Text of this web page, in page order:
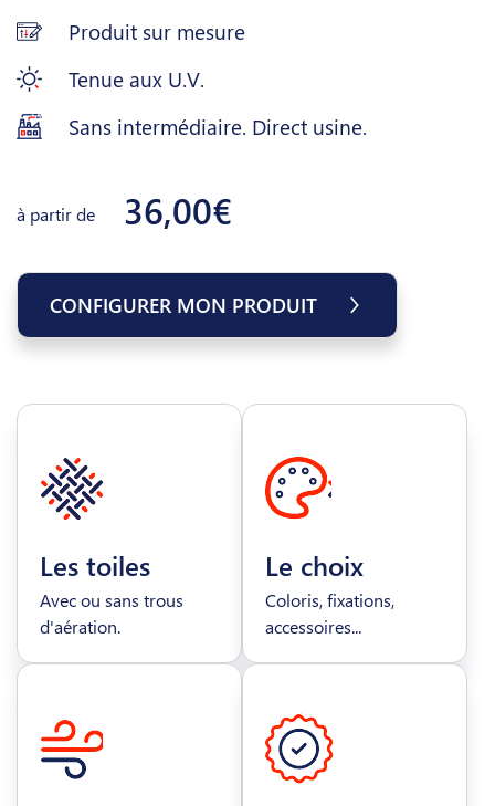
Produit sur mesure
Tenue aux U.V.
Sans intermédiaire. Direct usine.
à partir de 36,00€
CONFIGURER MON PRODUIT
Les toiles
Avec ou sans trous
d'aération.
Le choix
Coloris, fixations,
accessoires...